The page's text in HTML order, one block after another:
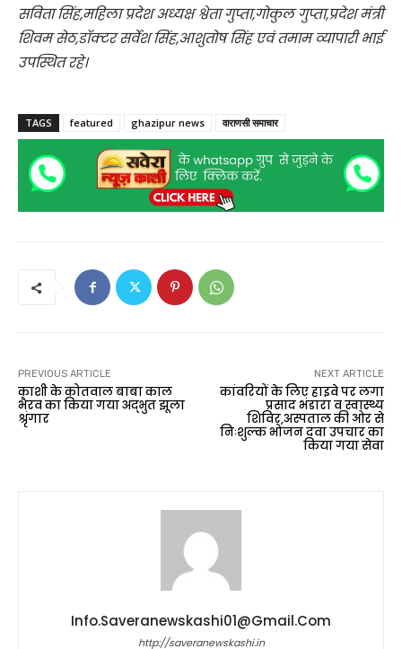
सविता सिंह,महिला प्रदेश अध्यक्ष श्वेता गुप्ता,गोकुल गुप्ता,प्रदेश मंत्री
शिवम सेठ,डॉक्टर सर्वेश सिंह,आशुतोष सिंह एवं तमाम व्यापारी भाई
उपस्थित रहे।
TAGS featured ghazipur news वाराणसी समाचार
PREVIOUS ARTICLE
काशी के कोतवाल बाबा काल
भैरव का किया गया अद्भुत झूला
श्रृंगार
NEXT ARTICLE
कांवरियों के लिए हाइवे पर लगा
प्रसाद भंडारा व स्वास्थ्य
शिविर,अस्पताल की ओर से
निःशुल्क भोजन दवा उपचार का
किया गया सेवा
Info.saveranewskashi01@gmail.com
http://saveranewskashi.in